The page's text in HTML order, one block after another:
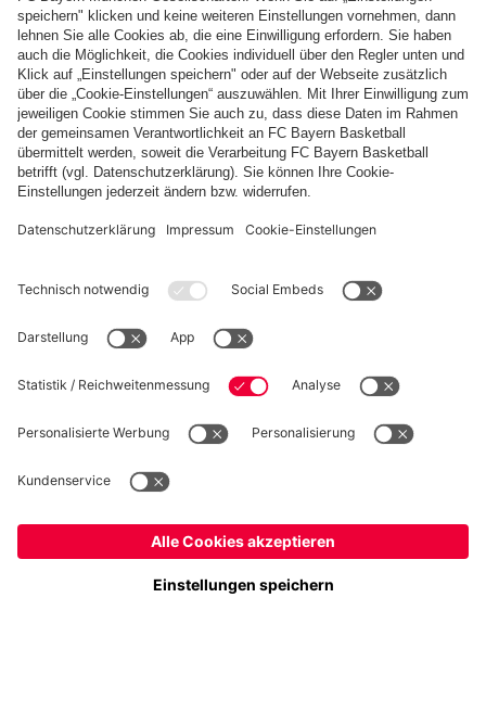
Zahlung & Lieferung
FC Bayern Store App
WIDERRUF
Datenschutz
Cookie Details
Preise inkl. Steuern und Abgaben
© FC Bayern München AG
FC Bayern München AG, Säbener Str. 51-57, 81547 München
Ja,Schweiz, um dorthin zu liefern!
Weltweit, um dorthin zu liefern!